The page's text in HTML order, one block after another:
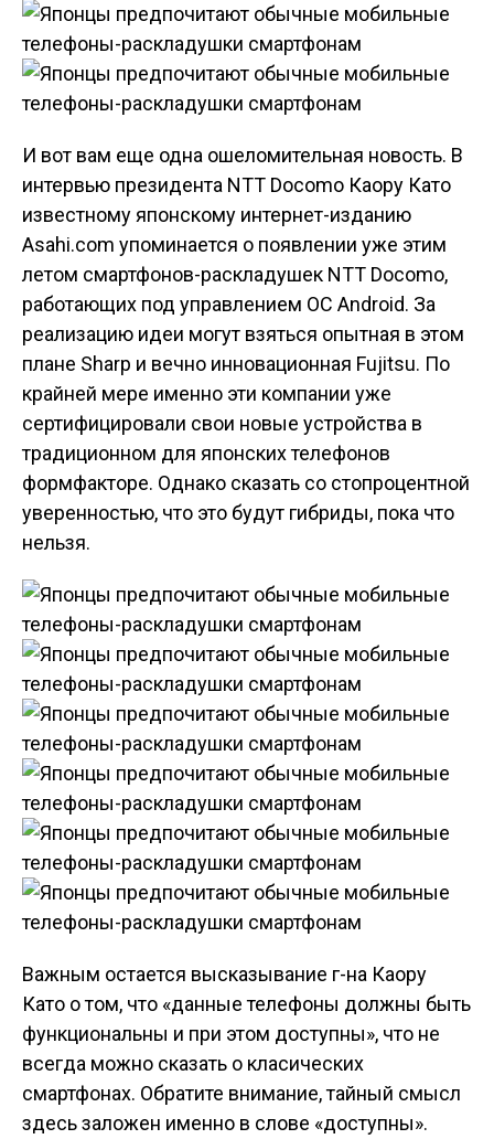
И вот вам еще одна ошеломительная новость. В
интервью президента NTT Docomo Каору Като
известному японскому интернет-изданию
Asahi.com упоминается о появлении уже этим
летом смартфонов-раскладушек NTT Docomo,
работающих под управлением ОС Android. За
реализацию идеи могут взяться опытная в этом
плане Sharp и вечно инновационная Fujitsu. По
крайней мере именно эти компании уже
сертифицировали свои новые устройства в
традиционном для японских телефонов
формфакторе. Однако сказать со стопроцентной
уверенностью, что это будут гибриды, пока что
нельзя.
Важным остается высказывание г-на Каору
Като о том, что «данные телефоны должны быть
функциональны и при этом доступны», что не
всегда можно сказать о класических
смартфонах. Обратите внимание, тайный смысл
здесь заложен именно в слове «доступны».